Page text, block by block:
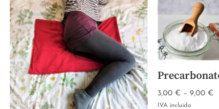
3,00 € – 9,00 €
IVA incluido